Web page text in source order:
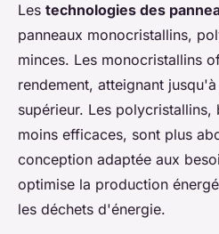
Les technologies des
panneaux monocristallins,
minces. Les monocristallins
rendement, atteignant
supérieur. Les polycristallins,
moins efficaces, sont plus
conception adaptée aux
optimise la production
les déchets d'énergie.